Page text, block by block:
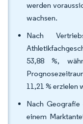
werden
wachsen.
Nach
53,88 %,
11,21 % erzielen
Nach
einem